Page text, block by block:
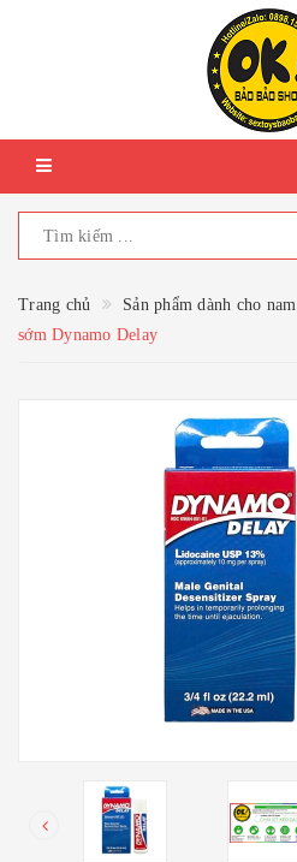
Trang chủ Sản phẩm dành cho nam
sớm Dynamo Delay